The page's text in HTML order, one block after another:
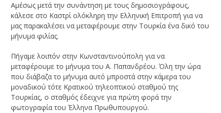
Αμέσως μετά την συνάντηση με τους δημοσιογράφους,
κάλεσε στο Καστρί ολόκληρη την Ελληνική Επιτροπή για να
μας παρακαλέσει να μεταφέρουμε στην Τουρκία ένα δικό του
μήνυμα φιλίας.
Πήγαμε λοιπόν στην Κωνσταντινούπολη για να
μεταφέρουμε το μήνυμα του Α. Παπανδρέου. Όλη την ώρα
που διάβαζα το μήνυμα αυτό μπροστά στην κάμερα του
μοναδικού τότε Κρατικού τηλεοπτικού σταθμού της
Τουρκίας, ο σταθμός έδειχνε για πρώτη φορά την
φωτογραφία του Έλληνα Πρωθυπουργού.